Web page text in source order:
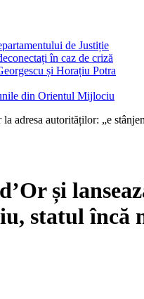
de Justiție
în caz de criză
și Horațiu Potra
din Orientul Mijlociu
adresa autorităților: „e
și
statul încă